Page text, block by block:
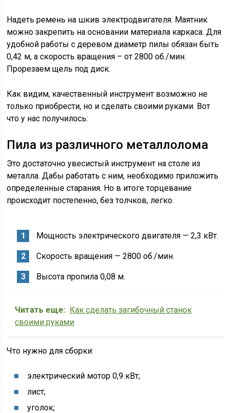
Надеть ремень на шкив электродвигателя. Маятник
можно закрепить на основании материала каркаса. Для
удобной работы с деревом диаметр пилы обязан быть
0,42 м, а скорость вращения – от 2800 об./мин.
Прорезаем щель под диск.
Как видим, качественный инструмент возможно не
только приобрести, но и сделать своими руками. Вот
что у нас получилось:
Пила из различного металлолома
Это достаточно увесистый инструмент на столе из
металла. Дабы работать с ним, необходимо приложить
определенные старания. Но в итоге торцевание
происходит постепенно, без толчков, легко.
Мощность электрического двигателя — 2,3 кВт.
Скорость вращения — 2800 об./мин.
Высота пропила 0,08 м.
Читать еще: Как сделать загибочный станок
своими руками
Что нужно для сборки:
электрический мотор 0,9 кВт;
лист;
уголок;